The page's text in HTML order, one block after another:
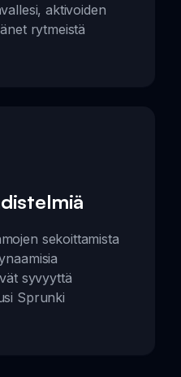
aktivoiden
rytmeistä
sekoittamista
syvyyttä
Sprunki